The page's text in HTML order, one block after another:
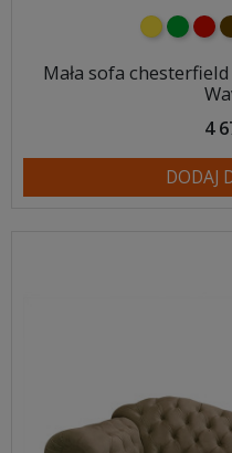
żółtyzielony
Mała sofa
4
DODAJ